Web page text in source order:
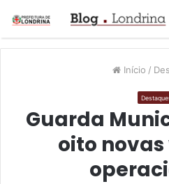
Início /
Guarda
oito